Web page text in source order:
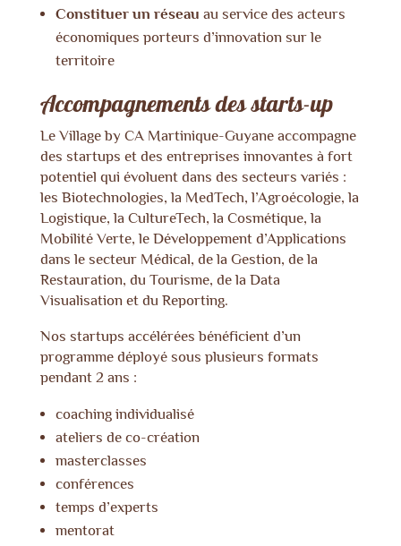
Constituer un réseau au service des acteurs
économiques porteurs d’innovation sur le
territoire
Accompagnements des starts-up
Le Village by CA Martinique-Guyane accompagne
des startups et des entreprises innovantes à fort
potentiel qui évoluent dans des secteurs variés :
les Biotechnologies, la MedTech, l’Agroécologie, la
Logistique, la CultureTech, la Cosmétique, la
Mobilité Verte, le Développement d’Applications
dans le secteur Médical, de la Gestion, de la
Restauration, du Tourisme, de la Data
Visualisation et du Reporting.
Nos startups accélérées bénéficient d’un
programme déployé sous plusieurs formats
pendant 2 ans :
coaching individualisé
ateliers de co-création
masterclasses
conférences
temps d’experts
mentorat